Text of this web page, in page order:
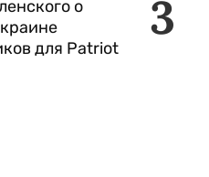
3
о
для Patriot